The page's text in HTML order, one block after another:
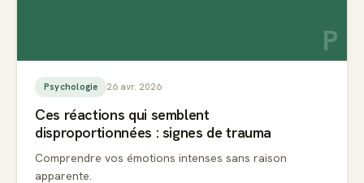
P
Psychologie 26 avr. 2026
Ces réactions qui semblent
disproportionnées : signes de trauma
Comprendre vos émotions intenses sans raison
apparente.